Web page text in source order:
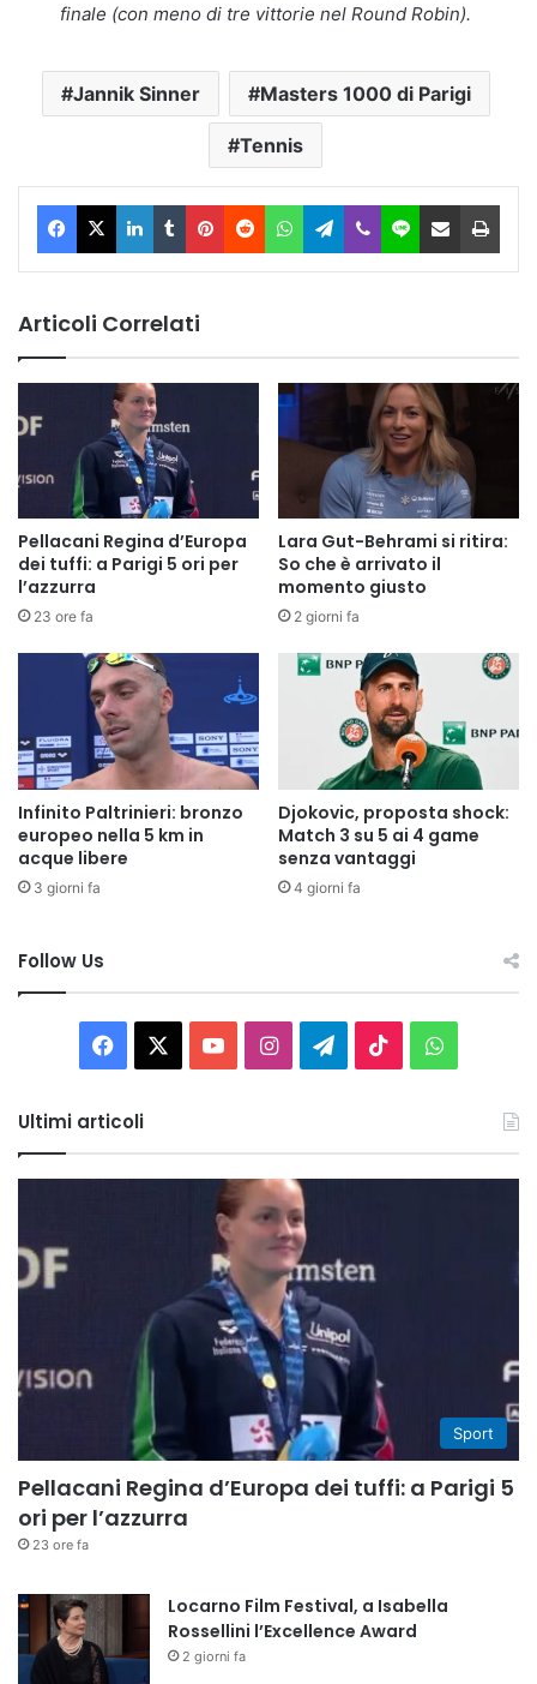
finale (con meno di tre vittorie nel Round Robin).
Jannik Sinner Masters 1000 di Parigi
Tennis
Facebook
X LinkedIn
TumblrPinterest
RedditWhatsAppTelegram
ViberLine Condividi via Email
Articoli Correlati
Pellacani Regina d’Europa
dei tuffi: a Parigi 5 ori per
l’azzurra
23 ore fa
Lara Gut-Behrami si ritira:
So che è arrivato il
momento giusto
2 giorni fa
Infinito Paltrinieri: bronzo
europeo nella 5 km in
acque libere
3 giorni fa
Djokovic, proposta shock:
Match 3 su 5 ai 4 game
senza vantaggi
4 giorni fa
Follow Us
Facebook You InstagramTelegram
TikTok
Ultimi articoli
Sport
Pellacani Regina d’Europa dei tuffi: a Parigi 5
ori per l’azzurra
23 ore fa
Locarno Film Festival, a Isabella
Rossellini l’Excellence Award
2 giorni fa